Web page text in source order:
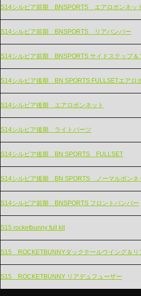
S14シルビア前期 BNSPORTS エアロボンネッ
S14シルビア前期 BNSPORTS リアバンパー
S14シルビア前期 BNSPORTS サイドステップ＆
S14シルビア後期 BN SPORTS FULLSETエアロ
S14シルビア後期 エアロボンネット
S14シルビア後期 ライトパーツ
S14シルビア後期 BN SPORTS FULLSET
S14シルビア後期 BN SPORTS ノーマルボンネ
S14シルビア前期 BNSPORTS フロントバンパー
S15 rocketbunny full kit
S15 ROCKETBUNNYダックテールウイング＆リ
S15 ROCKETBUNNY リアデュフューザー